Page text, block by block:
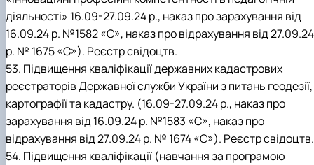
діяльності» 16.09-27.09.24 р., наказ про зарахування від
16.09.24 р. №1582 «С», наказ про відрахування від 27.09.24
р. № 1675 «С»). Реєстр свідоцтв.
53. Підвищення кваліфікації державних кадастрових
реєстраторів Державної служби України з питань геодезії,
картографії та кадастру. (16.09-27.09.24 р., наказ про
зарахування від 16.09.24 р. №1583 «С», наказ про
відрахування від 27.09.24 р. № 1674 «С»). Реєстр свідоцтв.
54. Підвищення кваліфікації (навчання за програмою